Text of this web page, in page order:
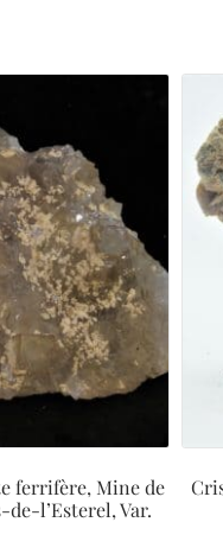
ferrifère, Mine de
l’Esterel, Var.